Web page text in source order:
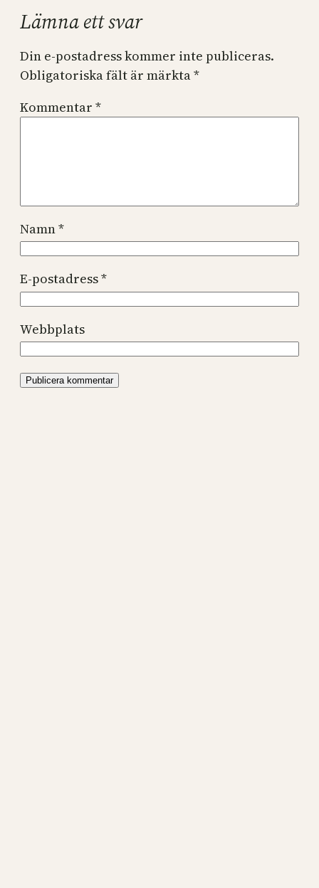
Lämna ett svar
Din e-postadress kommer inte publiceras.
Obligatoriska fält är märkta*
Kommentar *
Namn*
E-postadress*
Webbplats